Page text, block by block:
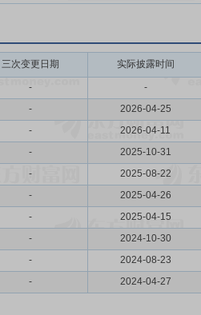
三次变更日期 实际披露时间
-
-
-
2026-04-25
-
2026-04-11
-
2025-10-31
-
2025-08-22
-
2025-04-26
-
2025-04-15
-
2024-10-30
-
2024-08-23
- 2024-04-27